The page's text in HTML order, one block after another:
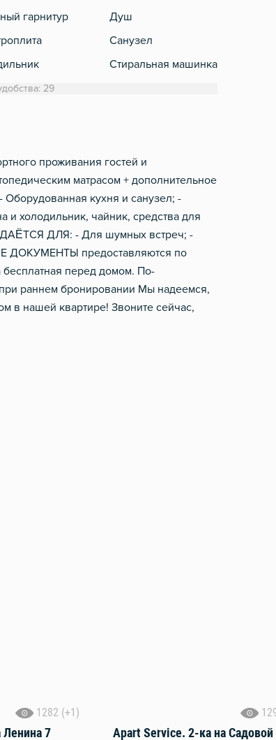
гарнитур
стол
приборы
Душ
Санузел
Стиральная машинка
Шампунь, мыло
29
проживания гостей и
матрасом + дополнительное
Оборудованная кухня и санузел; -
и холодильник, чайник, средства для
ДЛЯ: - Для шумных встреч; -
ДОКУМЕНТЫ предоставляются по
перед домом. По-
раннем бронировании Мы надеемся,
в нашей квартире! Звоните сейчас,
1282 (+1)
Ленина 7
Apart Service. 2-ка на Садовой